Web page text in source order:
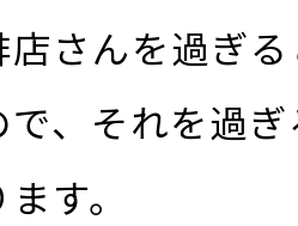
店さんを過ぎ
で、それを過
す。